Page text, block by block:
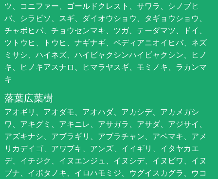
ツ、コニファー、ゴールドクレスト、サワラ、シノブヒ
バ、シラビソ、スギ、ダイオウショウ、タギョウショウ、
チャボヒバ、チョウセンマキ、ツガ、テーダマツ、ドイ、
ツトウヒ、トウヒ、ナギナギ、ペディアニオイヒバ、ネズ
ミサシ、ハイネズ、ハイビャクシンハイビャクシン、ヒノ
キ、ヒノキアスナロ、ヒマラヤスギ、モミノキ、ラカンマ
キ
落葉広葉樹
アオギリ、アオダモ、アオハダ、アカシデ、アカメガシ
ワ、アキグミ、アキニレ、アサガラ、アサダ、アジサイ、
アズキナシ、アブラギリ、アブラチャン、アベマキ、アメ
リカデイゴ、アワブキ、アンズ、イイギリ、イタヤカエ
デ、イチジク、イヌエンジュ、イヌシデ、イヌビワ、イヌ
ブナ、イボタノキ、イロハモミジ、ウグイスカグラ、ウコ